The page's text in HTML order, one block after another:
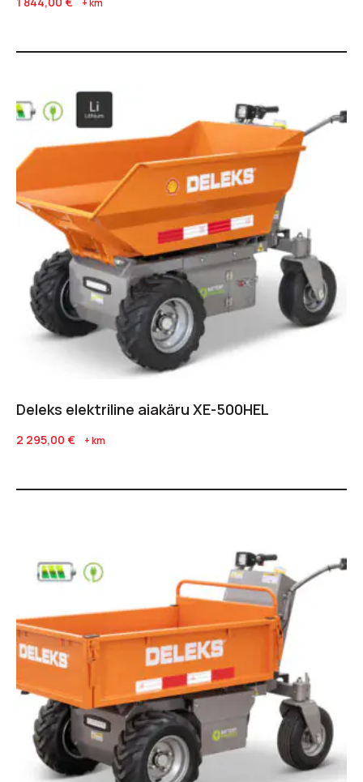
+ km
Deleks elektriline aiakäru XE-500HEL
2 295,00 € + km